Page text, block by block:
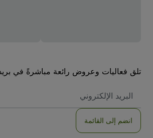
تلق فعاليات وعروض رائعة مباشرةً في بريدك
الاكتروني
انضم إلى القائمة